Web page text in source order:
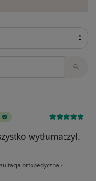
wytłumaczył.
ortopedyczna •